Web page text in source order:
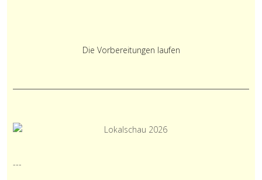
Die Vorbereitungen laufen
---